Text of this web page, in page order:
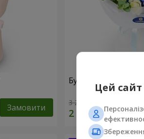
Замовити
Букет "Мрії"
3 249 грн
Цей